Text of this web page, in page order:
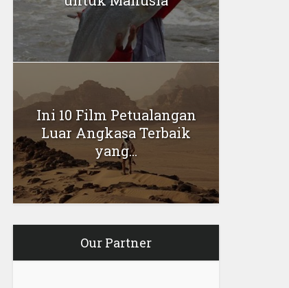
Ini 10 Film Petualangan
Luar Angkasa Terbaik
yang...
Our Partner